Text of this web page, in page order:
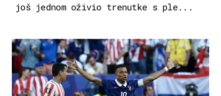
još jednom oživio trenutke s ple...
SVJETSKO PRVENSTVO 2026